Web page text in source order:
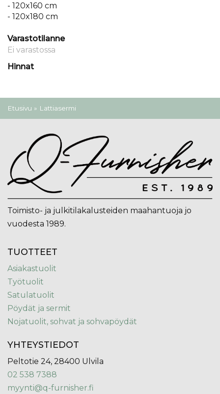
- 120x160 cm
- 120x180 cm
Varastotilanne
Ei varastossa
Hinnat
Olet täällä
Etusivu » Lattiasermi
Toimisto- ja julkitilakalusteiden maahantuoja jo
vuodesta 1989.
TUOTTEET
Asiakastuolit
Työtuolit
Satulatuolit
Pöydät ja sermit
Nojatuolit, sohvat ja sohvapöydät
YHTEYSTIEDOT
Peltotie 24, 28400 Ulvila
02 538 7388
myynti@q-furnisher.fi